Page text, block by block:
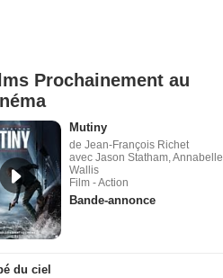
Prochainement au
Mutiny
de Jean-François Richet
avec Jason Statham, Annabelle
Wallis
Film - Action
Bande-annonce
du ciel